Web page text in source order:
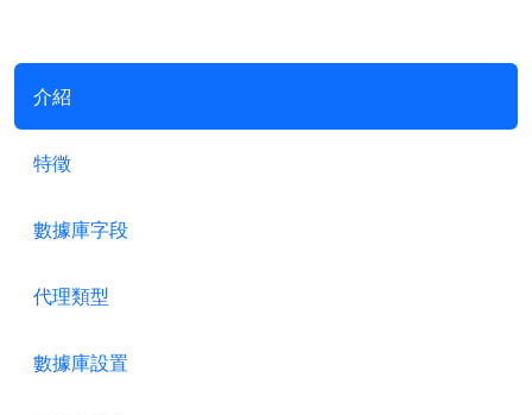
介紹
特徵
數據庫字段
代理類型
數據庫設置